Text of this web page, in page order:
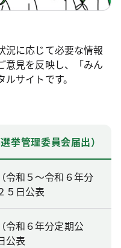
況に応じて必要な情報
意見を反映し、「みん
サイトです。
挙管理委員会届出）
令和５～令和６年分
５日公表
令和６年分定期公
公表